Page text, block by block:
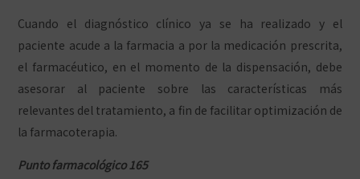
Cuando el diagnóstico clínico ya se ha realizado y el
paciente acude a la farmacia a por la medicación prescrita,
el farmacéutico, en el momento de la dispensación, debe
asesorar al paciente sobre las características más
relevantes del tratamiento, a fin de facilitar optimización de
la farmacoterapia.
Punto farmacológico 165